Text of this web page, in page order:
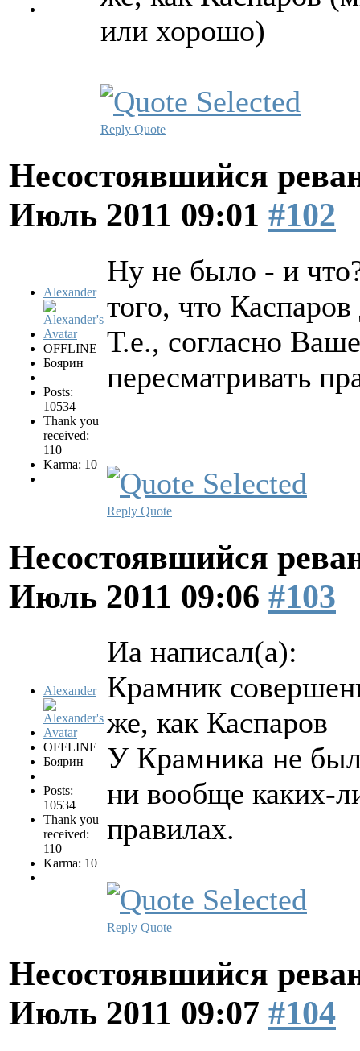
или хорошо)
Reply Quote
Несостоявшийся
Июль 2011 09:01 #102
Alexander
OFFLINE
Боярин
Posts:
10534
Thank you
received:
110
Karma: 10
Ну не было - и
того, что
Т.е., согласно
пересматривать
Reply Quote
Несостоявшийся
Июль 2011 09:06 #103
Alexander
OFFLINE
Боярин
Posts:
10534
Thank you
received:
110
Karma: 10
Иа написал(а):
Крамник
же, как Каспаров
У Крамника не
ни вообще каких-
правилах.
Reply Quote
Несостоявшийся
Июль 2011 09:07 #104